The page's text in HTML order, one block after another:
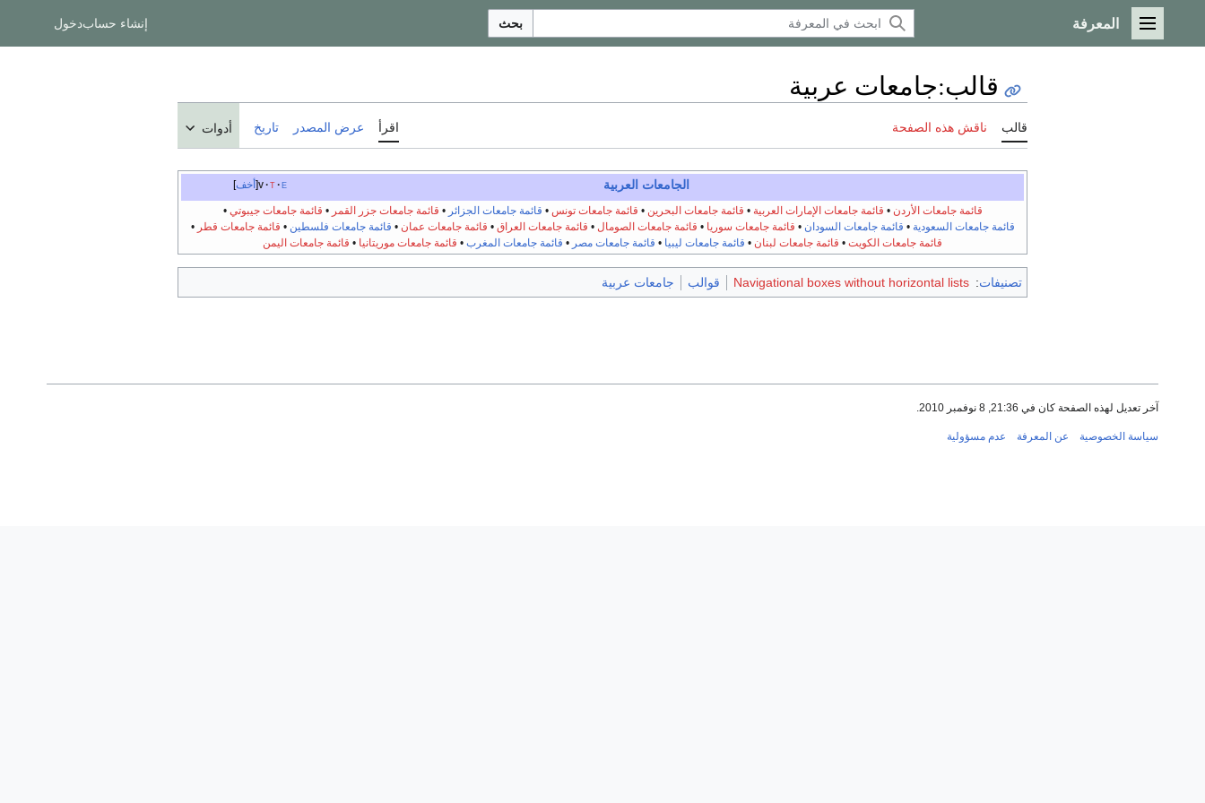
القائمة الرئيسية
المعرفة بحث إنشاء حسابدخول
قالب:جامعات عربية
قالب ناقش هذه الصفحة اقرأ عرض المصدر تاريخ أدوات
أخف v t e الجامعات العربية
قائمة جامعات الأردن • قائمة جامعات الإمارات العربية • قائمة جامعات البحرين • قائمة جامعات تونس • قائمة جامعات الجزائر • قائمة جامعات جزر القمر • قائمة جامعات جيبوتي •
قائمة جامعات السعودية • قائمة جامعات السودان • قائمة جامعات سوريا • قائمة جامعات الصومال • قائمة جامعات العراق • قائمة جامعات عمان • قائمة جامعات فلسطين • قائمة جامعات قطر •
قائمة جامعات الكويت • قائمة جامعات لبنان • قائمة جامعات ليبيا • قائمة جامعات مصر • قائمة جامعات المغرب • قائمة جامعات موريتانيا • قائمة جامعات اليمن
تصنيفات:
Navigational boxes without horizontal lists قوالب جامعات عربية
آخر تعديل لهذه الصفحة كان في 21:36, 8 نوفمبر 2010.
سياسة الخصوصية عن المعرفة عدم مسؤولية